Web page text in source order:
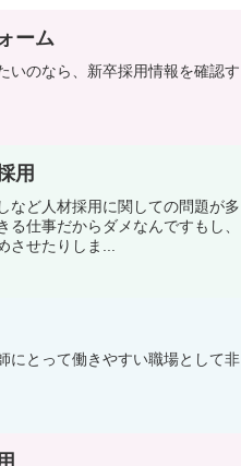
ーム
いのなら、新卒採用情報を確認す
用
など人材採用に関しての問題が多
仕事だからダメなんですもし、
せたりしま...
にとって働きやすい職場として非